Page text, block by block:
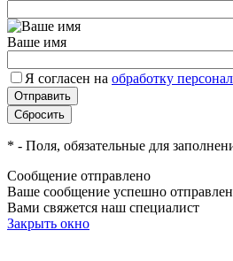
Ваше имя
Я согласен на обработку
* - Поля, обязательные для
Сообщение отправлено
Ваше сообщение успешно
Вами свяжется наш специалист
Закрыть окно